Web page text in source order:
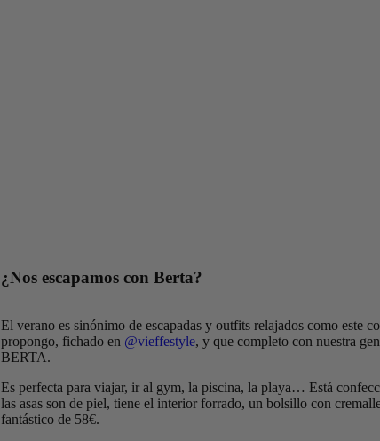
¿Nos escapamos con Berta?
El verano es sinónimo de escapadas y outfits relajados como este
propongo, fichado en @vieffestyle, y que completo con nuestra
BERTA.
Es perfecta para viajar, ir al gym, la piscina, la playa… Está
las asas son de piel, tiene el interior forrado, un bolsillo con
fantástico de 58€.